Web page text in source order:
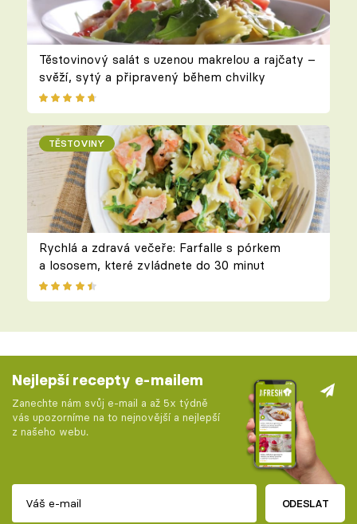
Těstovinový salát s uzenou makrelou a rajčaty –
svěží, sytý a připravený během chvilky
TĚSTOVINY
Rychlá a zdravá večeře: Farfalle s pórkem
a lososem, které zvládnete do 30 minut
Nejlepší recepty e-mailem
Zanechte nám svůj e-mail a až 5x týdně
vás upozorníme na to nejnovější a nejlepší
z našeho webu.
ODESLAT